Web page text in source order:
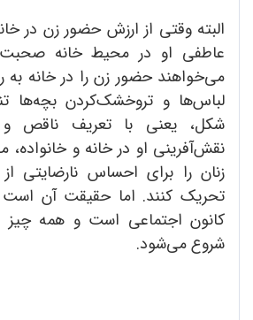
البته وقتی از ارزش حضور زن در
عاطفی او در محیط خانه
می‌خواهند حضور زن را در خانه
لباس‌ها و تروخشک‌کردن بچه‌ها
شکل، یعنی با تعریف ناقص و
نقش‌آفرینی او در خانه و
زنان را برای احساس نارضایتی
تحریک کنند. اما حقیقت آن است
کانون اجتماعی است و همه چیز
شروع می‌شود.